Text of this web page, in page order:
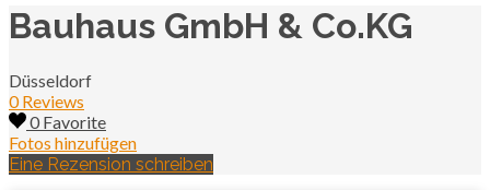
Bauhaus GmbH & Co.KG
Düsseldorf
0 Reviews
0 Favorite
Fotos hinzufügen
Eine Rezension schreiben